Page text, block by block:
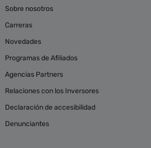
Sobre nosotros
Carreras
Novedades
Programas de Afiliados
Agencias Partners
Relaciones con los Inversores
Declaración de accesibilidad
Denunciantes